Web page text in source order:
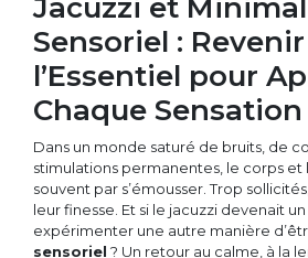
Jacuzzi et
Sensoriel :
l’Essentiel pour
Chaque Sensation
Dans un monde saturé de bruits, de
stimulations permanentes, le corps et
souvent par s’émousser. Trop
leur finesse. Et si le jacuzzi devenait
expérimenter une autre manière
sensoriel ? Un retour au calme, à la